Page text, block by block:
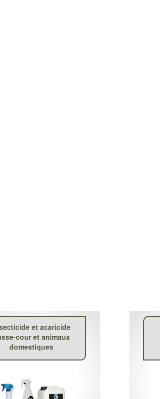
et acaricide
cour et animaux
domestiques